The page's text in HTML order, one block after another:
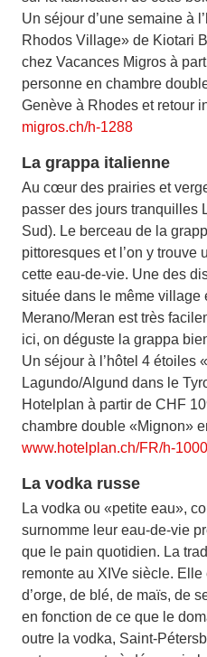
Un séjour d’une semaine à
Rhodos Village» de Kiotari
chez Vacances Migros à
personne en chambre
Genève à Rhodes et retour
migros.ch/h-1288
La grappa italienne
Au cœur des prairies et
passer des jours tranquilles
Sud). Le berceau de la
pittoresques et l’on y trouve
cette eau-de-vie. Une des
située dans le même village
Merano/Meran est très
ici, on déguste la grappa
Un séjour à l’hôtel 4 étoiles
Lagundo/Algund dans le
Hotelplan à partir de CHF
chambre double «Mignon»
www.hotelplan.ch/FR/h-
La vodka russe
La vodka ou «petite eau»,
surnomme leur eau-de-vie
que le pain quotidien. La
remonte au XIVe siècle.
d’orge, de blé, de maïs, de
en fonction de ce que le
outre la vodka, Saint-